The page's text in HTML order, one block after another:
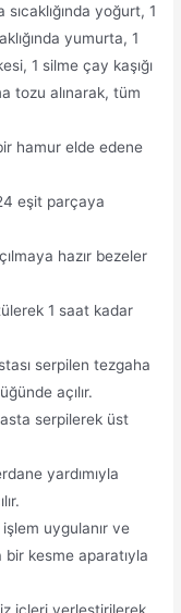
yoğurt, 1
yumurta, 1
1 silme çay kaşığı
tozu alınarak, tüm
hamur elde edene
eşit parçaya
hazır bezeler
1 saat kadar
serpilen tezgaha
açılır.
serpilerek üst
yardımıyla
uygulanır ve
bir kesme aparatıyla